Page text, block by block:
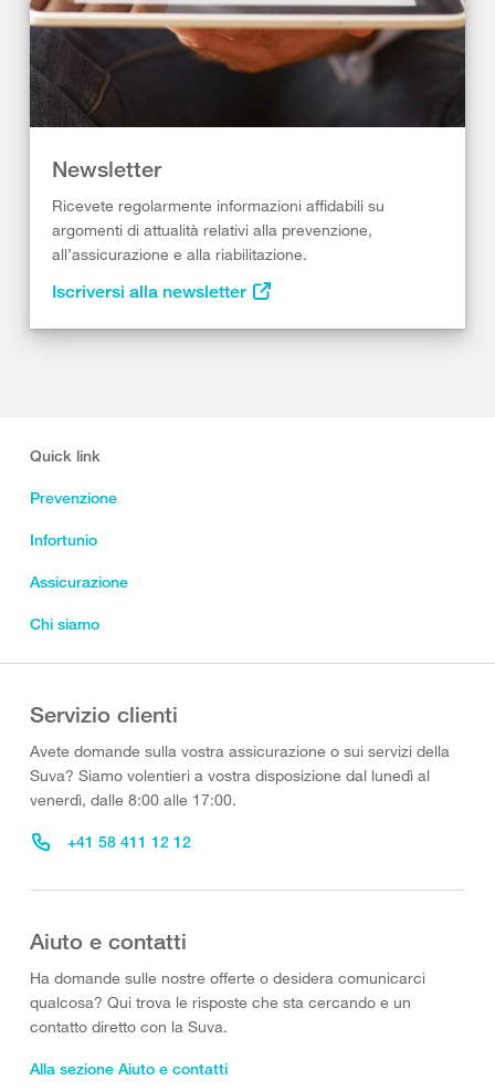
Newsletter
Ricevete regolarmente informazioni affidabili su
argomenti di attualità relativi alla prevenzione,
all’assicurazione e alla riabilitazione.
Iscriversi alla newsletter
Quick link
Prevenzione
Infortunio
Assicurazione
Chi siamo
Servizio clienti
Avete domande sulla vostra assicurazione o sui servizi della
Suva? Siamo volentieri a vostra disposizione dal lunedì al
venerdì, dalle 8:00 alle 17:00.
+41 58 411 12 12
Aiuto e contatti
Ha domande sulle nostre offerte o desidera comunicarci
qualcosa? Qui trova le risposte che sta cercando e un
contatto diretto con la Suva.
Alla sezione Aiuto e contatti